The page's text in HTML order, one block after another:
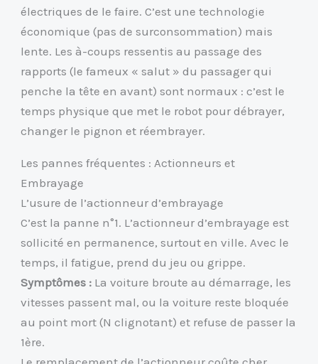
électriques de le faire. C’est une technologie
économique (pas de surconsommation) mais
lente. Les à-coups ressentis au passage des
rapports (le fameux « salut » du passager qui
penche la tête en avant) sont normaux : c’est le
temps physique que met le robot pour débrayer,
changer le pignon et réembrayer.
Les pannes fréquentes : Actionneurs et
Embrayage
L’usure de l’actionneur d’embrayage
C’est la panne n°1. L’actionneur d’embrayage est
sollicité en permanence, surtout en ville. Avec le
temps, il fatigue, prend du jeu ou grippe.
Symptômes : La voiture broute au démarrage, les
vitesses passent mal, ou la voiture reste bloquée
au point mort (N clignotant) et refuse de passer la
1ère.